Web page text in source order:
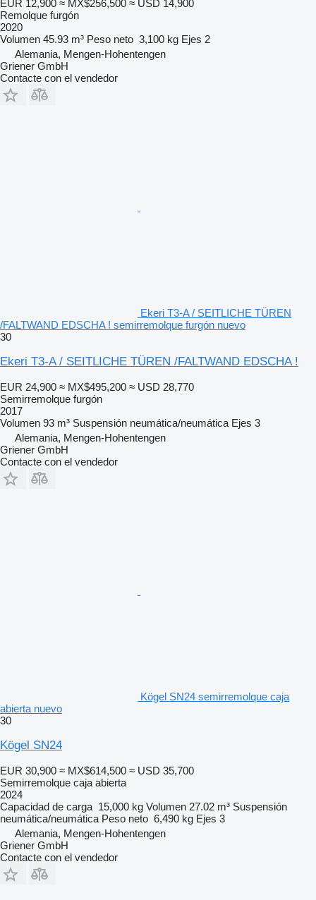
EUR 12,900 ≈ MX$256,500 ≈ USD 14,900
Remolque furgón
2020
Volumen 45.93 m³ Peso neto 3,100 kg Ejes 2
Alemania, Mengen-Hohentengen
Griener GmbH
Contacte con el vendedor
Ekeri T3-A / SEITLICHE TÜREN
/FALTWAND EDSCHA ! semirremolque furgón nuevo
30
Ekeri T3-A / SEITLICHE TÜREN /FALTWAND EDSCHA !
EUR 24,900 ≈ MX$495,200 ≈ USD 28,770
Semirremolque furgón
2017
Volumen 93 m³ Suspensión neumática/neumática Ejes 3
Alemania, Mengen-Hohentengen
Griener GmbH
Contacte con el vendedor
Kögel SN24 semirremolque caja
abierta nuevo
30
Kögel SN24
EUR 30,900 ≈ MX$614,500 ≈ USD 35,700
Semirremolque caja abierta
2024
Capacidad de carga 15,000 kg Volumen 27.02 m³ Suspensión
neumática/neumática Peso neto 6,490 kg Ejes 3
Alemania, Mengen-Hohentengen
Griener GmbH
Contacte con el vendedor